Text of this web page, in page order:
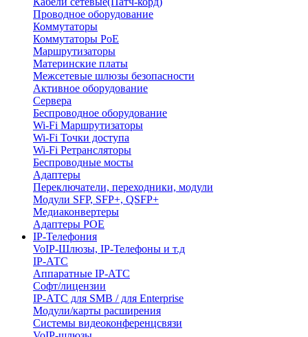
Проводное оборудование
Коммутаторы
Коммутаторы PoE
Маршрутизаторы
Материнские платы
Межсетевые шлюзы безопасности
Активное оборудование
Сервера
Беспроводное оборудование
Wi-Fi Маршрутизаторы
Wi-Fi Точки доступа
Wi-Fi Ретрансляторы
Беспроводные мосты
Адаптеры
Переключатели, переходники, модули
Модули SFP, SFP+, QSFP+
Медиаконвертеры
Адаптеры POE
IP-Телефония
VoIP-Шлюзы, IP-Телефоны и т.д
IP-АТС
Аппаратные IP-АТС
Софт/лицензии
IP-АТС для SMB / для Enterprise
Модули/карты расширения
Системы видеоконференцсвязи